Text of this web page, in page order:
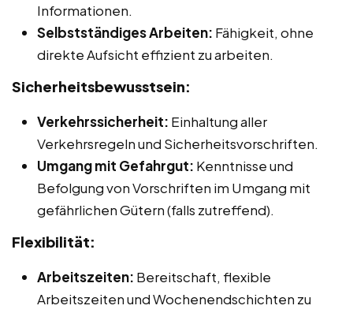
Informationen.
Selbstständiges Arbeiten: Fähigkeit, ohne
direkte Aufsicht effizient zu arbeiten.
Sicherheitsbewusstsein:
Verkehrssicherheit: Einhaltung aller
Verkehrsregeln und Sicherheitsvorschriften.
Umgang mit Gefahrgut: Kenntnisse und
Befolgung von Vorschriften im Umgang mit
gefährlichen Gütern (falls zutreffend).
Flexibilität:
Arbeitszeiten: Bereitschaft, flexible
Arbeitszeiten und Wochenendschichten zu